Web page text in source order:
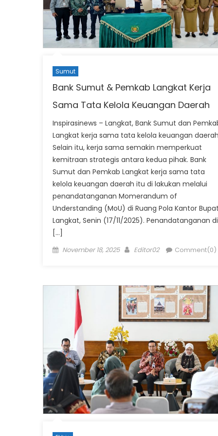
Sumut
Bank Sumut & Pemkab Langkat Kerja
Sama Tata Kelola Keuangan Daerah
Inspirasinews – Langkat, Bank Sumut dan
Langkat kerja sama tata kelola keuangan
Selain itu, kerja sama semakin memperkuat
kemitraan strategis antara kedua pihak. Bank
Sumut dan Pemkab Langkat kerja sama tata
kelola keuangan daerah itu di lakukan melalui
penandatanganan Momerandum of
Understanding (MoU) di Ruang Pola Kantor
Langkat, Senin (17/11/2025). Penandatanganan di
[…]
Posted
November 18, 2025 Author
Editor02 Comment(0)